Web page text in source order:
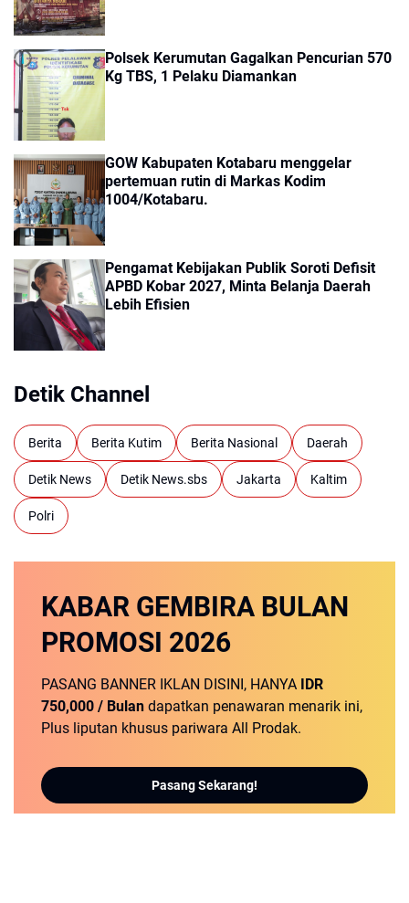
Polsek Kerumutan Gagalkan Pencurian 570
Kg TBS, 1 Pelaku Diamankan
GOW Kabupaten Kotabaru menggelar
pertemuan rutin di Markas Kodim
1004/Kotabaru.
Pengamat Kebijakan Publik Soroti Defisit
APBD Kobar 2027, Minta Belanja Daerah
Lebih Efisien
Detik Channel
Berita Berita Kutim Berita Nasional Daerah
Detik News Detik News.sbs Jakarta Kaltim
Polri
KABAR GEMBIRA BULAN
PROMOSI 2026
PASANG BANNER IKLAN DISINI, HANYA IDR
750,000 / Bulan dapatkan penawaran menarik ini,
Plus liputan khusus pariwara All Prodak.
Pasang Sekarang!